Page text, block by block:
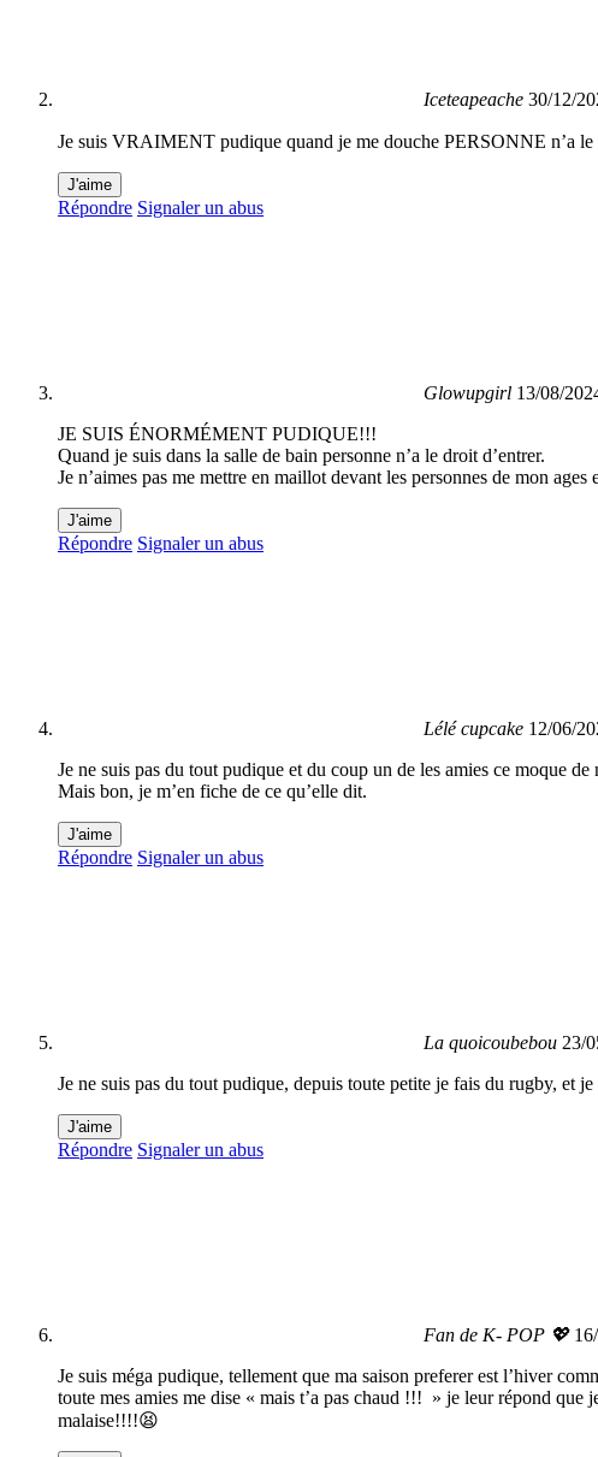
Iceteapeache 30/12/
Je suis VRAIMENT pudique quand je me douche PERSONNE n’a
J'aime
Répondre Signaler un abus
Glowupgirl 13/08/
JE SUIS ÉNORMÉMENT PUDIQUE!!!
Quand je suis dans la salle de bain personne n’a le droit d’entrer.
Je n’aimes pas me mettre en maillot devant les personnes de mon
J'aime
Répondre Signaler un abus
Lélé cupcake 12/06/
Je ne suis pas du tout pudique et du coup un de les amies ce moque de
Mais bon, je m’en fiche de ce qu’elle dit.
J'aime
Répondre Signaler un abus
La quoicoubebou 23/
Je ne suis pas du tout pudique, depuis toute petite je fais du rugby, et
J'aime
Répondre Signaler un abus
Fan de K- POP 💖
Je suis méga pudique, tellement que ma saison preferer est l’hiver
toute mes amies me dise « mais t’a pas chaud !!! » je leur répond
malaise!!!!😫